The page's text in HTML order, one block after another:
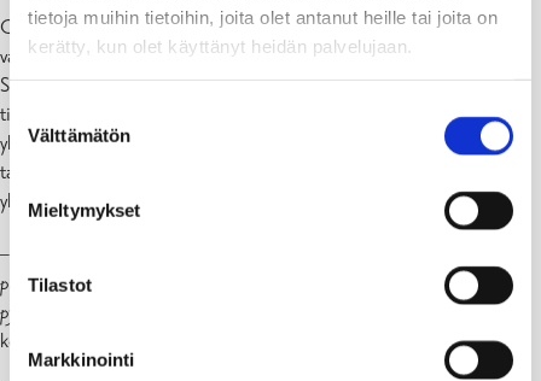
tietoja muihin tietoihin, joita olet antanut heille tai joita on
kerätty, kun olet käyttänyt heidän palvelujaan.
Suostumuksen
valinta
Välttämätön
Mieltymykset
Tilastot
Markkinointi
Commu tukee tätä tavoitetta mahdollistamalla avun antamisen ja
vastaanottamisen turvallisessa ympäristössä.
Sovelluksen käyttämiseksi luodaan käyttäjäprofiili, jossa jaetaan
tietoa itsestä ja omista kiinnostuksen kohteista, mikä helpottaa
yhteydenpitoa muihin. Sovellusta voidaan myös käyttää paikallisten
tapahtumien järjestämiseen ja niissä osallistumiseen, mikä edistää
yhteisöllisyyttä ja sosiaalista vuorovaikutusta.
–
pankkitunnistautumisella, mikä tekee auttamisesta ja avun
pyytämisestä turvallisempaa kuin muissa somealustoissa
, Kauhanen
korostaa.